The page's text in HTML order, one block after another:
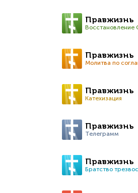
Правжизнь
Восстановление
Правжизнь
Молитва по
Правжизнь
Катехизация
Правжизнь
Телеграмм
Правжизнь
Братство